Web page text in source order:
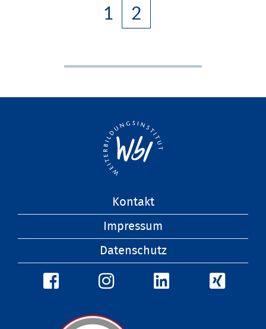
1 2
Kontakt
Impressum
Datenschutz